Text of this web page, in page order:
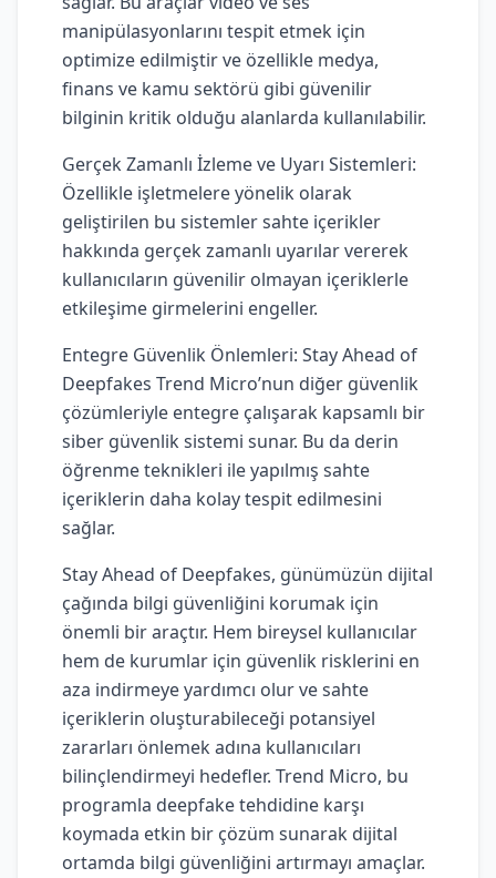
manipülasyonlarını tespit etmek için
optimize edilmiştir ve özellikle medya,
finans ve kamu sektörü gibi güvenilir
bilginin kritik olduğu alanlarda kullanılabilir.
Gerçek Zamanlı İzleme ve Uyarı Sistemleri:
Özellikle işletmelere yönelik olarak
geliştirilen bu sistemler sahte içerikler
hakkında gerçek zamanlı uyarılar vererek
kullanıcıların güvenilir olmayan içeriklerle
etkileşime girmelerini engeller.
Entegre Güvenlik Önlemleri: Stay Ahead of
Deepfakes Trend Micro’nun diğer güvenlik
çözümleriyle entegre çalışarak kapsamlı bir
siber güvenlik sistemi sunar. Bu da derin
öğrenme teknikleri ile yapılmış sahte
içeriklerin daha kolay tespit edilmesini
sağlar.
Stay Ahead of Deepfakes, günümüzün dijital
çağında bilgi güvenliğini korumak için
önemli bir araçtır. Hem bireysel kullanıcılar
hem de kurumlar için güvenlik risklerini en
aza indirmeye yardımcı olur ve sahte
içeriklerin oluşturabileceği potansiyel
zararları önlemek adına kullanıcıları
bilinçlendirmeyi hedefler. Trend Micro, bu
programla deepfake tehdidine karşı
koymada etkin bir çözüm sunarak dijital
ortamda bilgi güvenliğini artırmayı amaçlar.